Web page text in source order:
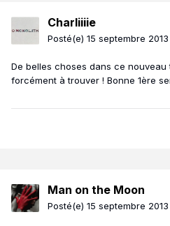
Charliiiie
Posté(e) 15 septembre 2013
De belles choses dans ce
forcément à trouver ! Bonne 1ère
Man on the Moon
Posté(e) 15 septembre 2013